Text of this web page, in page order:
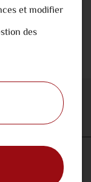
et modifier
des